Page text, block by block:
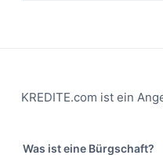
Footer
KREDITE.com ist ein
Was ist eine Bürgschaft?